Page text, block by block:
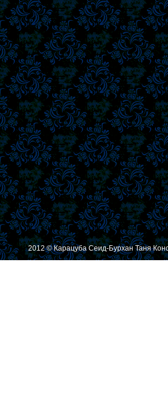
2012 © Карацуба Сеид-Бурхан Таня